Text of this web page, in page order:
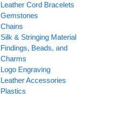
Leather Cord Bracelets
Gemstones
Chains
Silk & Stringing Material
Findings, Beads, and
Charms
Logo Engraving
Leather Accessories
Plastics